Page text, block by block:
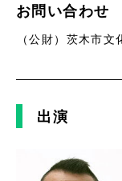
お問い合わせ
（公財）茨木市
出演